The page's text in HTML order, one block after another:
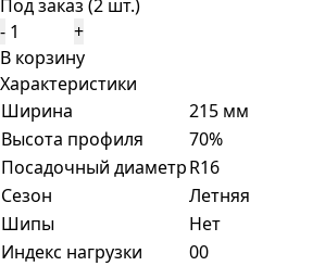
Под заказ (2 шт.)
-
+
В корзину
Характеристики
Ширина
215 мм
Высота профиля
70%
Посадочный диаметрR16
Сезон
Летняя
Шипы
Нет
Индекс нагрузки
00